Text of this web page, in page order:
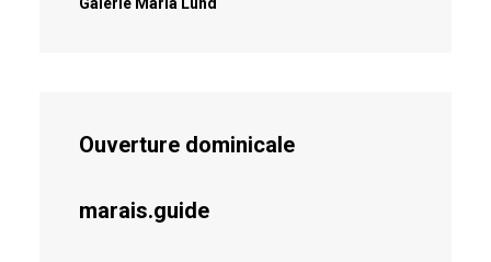
Ouverture dominicale
marais.guide